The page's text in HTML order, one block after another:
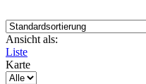
Ansicht als:
Liste
Karte
Produkte